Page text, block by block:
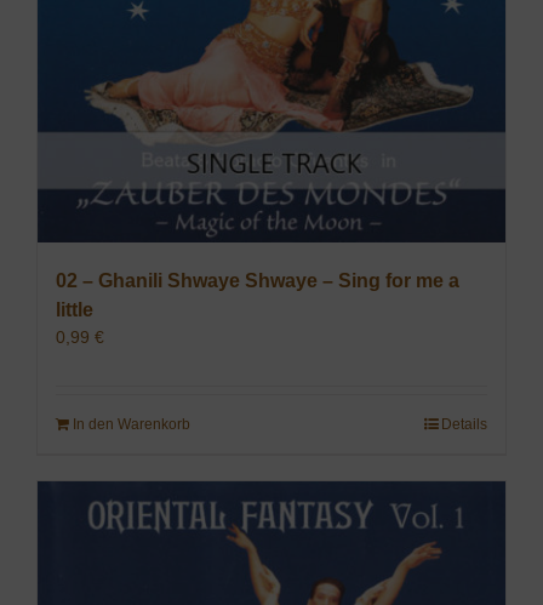
02 – Ghanili Shwaye Shwaye – Sing for me a
little
0,99 €
In den Warenkorb Details